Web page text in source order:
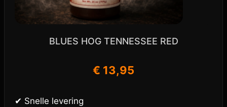
BLUES HOG TENNESSEE RED
€ 13,95
✔ Snelle levering